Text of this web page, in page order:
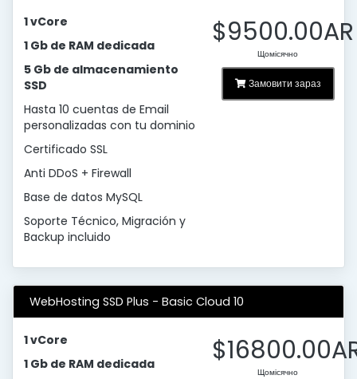
1 vCore
1 Gb de RAM dedicada
5 Gb de almacenamiento
SSD
Hasta 10 cuentas de Email
personalizadas con tu dominio
Certificado SSL
Anti DDoS + Firewall
Base de datos MySQL
Soporte Técnico, Migración y
Backup incluido
$9500.00AR
Щомісячно
Замовити зараз
WebHosting SSD Plus - Basic Cloud 10
1 vCore
1 Gb de RAM dedicada
Щомісячно